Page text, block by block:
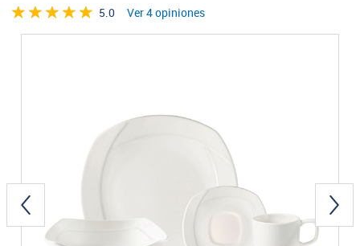
5.0 Ver 4 opiniones